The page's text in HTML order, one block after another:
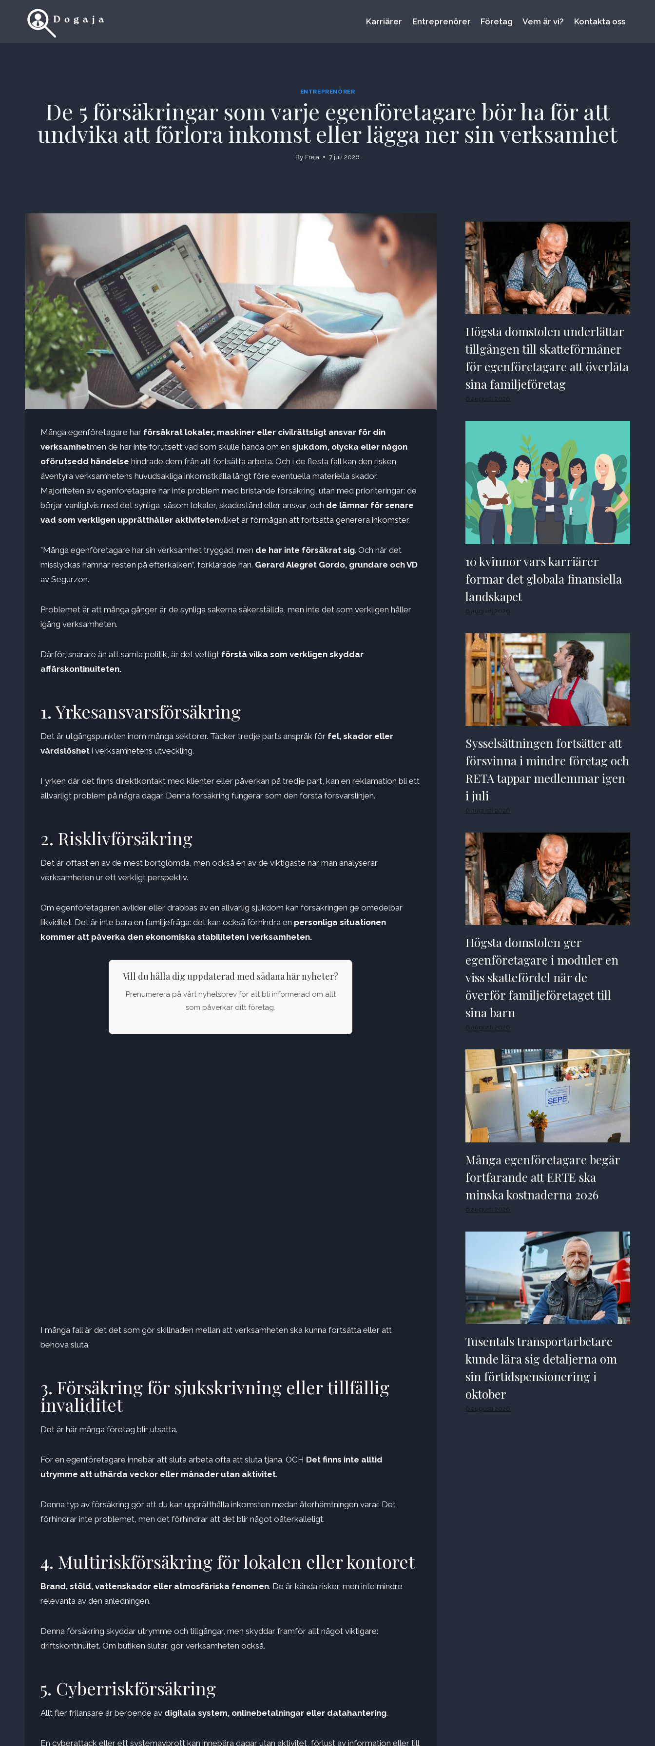
Karriärer Entreprenörer Företag Vem är vi? Kontakta oss
ENTREPRENÖRER
De 5 försäkringar som varje egenföretagare bör ha för att
undvika att förlora inkomst eller lägga ner sin verksamhet
By Freja 7 juli 2026
Många egenföretagare har försäkrat lokaler, maskiner eller civilrättsligt ansvar för din
verksamhetmen de har inte förutsett vad som skulle hända om en sjukdom, olycka eller någon
oförutsedd händelse hindrade dem från att fortsätta arbeta. Och i de flesta fall kan den risken
äventyra verksamhetens huvudsakliga inkomstkälla långt före eventuella materiella skador.
Majoriteten av egenföretagare har inte problem med bristande försäkring, utan med prioriteringar: de
börjar vanligtvis med det synliga, såsom lokaler, skadestånd eller ansvar, och de lämnar för senare
vad som verkligen upprätthåller aktivitetenvilket är förmågan att fortsätta generera inkomster.
”Många egenföretagare har sin verksamhet tryggad, men de har inte försäkrat sig. Och när det
misslyckas hamnar resten på efterkälken”, förklarade han. Gerard Alegret Gordo, grundare och VD
av Segurzon.
Problemet är att många gånger är de synliga sakerna säkerställda, men inte det som verkligen håller
igång verksamheten.
Därför, snarare än att samla politik, är det vettigt förstå vilka som verkligen skyddar
affärskontinuiteten.
1. Yrkesansvarsförsäkring
Det är utgångspunkten inom många sektorer. Täcker tredje parts anspråk för fel, skador eller
vårdslöshet i verksamhetens utveckling.
I yrken där det finns direktkontakt med klienter eller påverkan på tredje part, kan en reklamation bli ett
allvarligt problem på några dagar. Denna försäkring fungerar som den första försvarslinjen.
2. Risklivförsäkring
Det är oftast en av de mest bortglömda, men också en av de viktigaste när man analyserar
verksamheten ur ett verkligt perspektiv.
Om egenföretagaren avlider eller drabbas av en allvarlig sjukdom kan försäkringen ge omedelbar
likviditet. Det är inte bara en familjefråga: det kan också förhindra en personliga situationen
kommer att påverka den ekonomiska stabiliteten i verksamheten.
Vill du hålla dig uppdaterad med sådana här nyheter?
Prenumerera på vårt nyhetsbrev för att bli informerad om allt
som påverkar ditt företag.
I många fall är det det som gör skillnaden mellan att verksamheten ska kunna fortsätta eller att
behöva sluta.
3. Försäkring för sjukskrivning eller tillfällig
invaliditet
Det är här många företag blir utsatta.
För en egenföretagare innebär att sluta arbeta ofta att sluta tjäna. OCH Det finns inte alltid
utrymme att uthärda veckor eller månader utan aktivitet.
Denna typ av försäkring gör att du kan upprätthålla inkomsten medan återhämtningen varar. Det
förhindrar inte problemet, men det förhindrar att det blir något oåterkalleligt.
4. Multiriskförsäkring för lokalen eller kontoret
Brand, stöld, vattenskador eller atmosfäriska fenomen. De är kända risker, men inte mindre
relevanta av den anledningen.
Denna försäkring skyddar utrymme och tillgångar, men skyddar framför allt något viktigare:
driftskontinuitet. Om butiken slutar, gör verksamheten också.
5. Cyberriskförsäkring
Allt fler frilansare är beroende av digitala system, onlinebetalningar eller datahantering.
En cyberattack eller ett systemavbrott kan innebära dagar utan aktivitet, förlust av information eller till
Högsta domstolen underlättar
tillgången till skatteförmåner
för egenföretagare att överlåta
sina familjeföretag
6 augusti 2026
10 kvinnor vars karriärer
formar det globala finansiella
landskapet
6 augusti 2026
Sysselsättningen fortsätter att
försvinna i mindre företag och
RETA tappar medlemmar igen
i juli
6 augusti 2026
Högsta domstolen ger
egenföretagare i moduler en
viss skattefördel när de
överför familjeföretaget till
sina barn
6 augusti 2026
Många egenföretagare begär
fortfarande att ERTE ska
minska kostnaderna 2026
6 augusti 2026
Tusentals transportarbetare
kunde lära sig detaljerna om
sin förtidspensionering i
oktober
6 augusti 2026